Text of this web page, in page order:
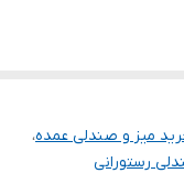
میز و صندلی عمده،
رستورانی